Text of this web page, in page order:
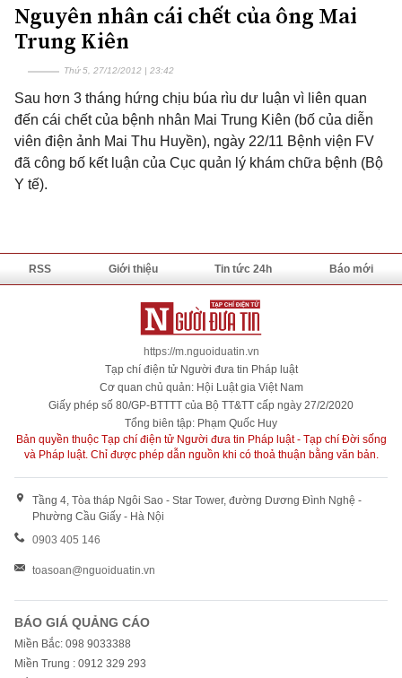
Nguyên nhân cái chết của ông Mai
Trung Kiên
Thứ 5, 27/12/2012 | 23:42
Sau hơn 3 tháng hứng chịu búa rìu dư luận vì liên quan
đến cái chết của bệnh nhân Mai Trung Kiên (bố của diễn
viên điện ảnh Mai Thu Huyền), ngày 22/11 Bệnh viện FV
đã công bố kết luận của Cục quản lý khám chữa bệnh (Bộ
Y tế).
RSS Giới thiệu Tin tức 24h Báo mới
https://m.nguoiduatin.vn
Tạp chí điện tử Người đưa tin Pháp luật
Cơ quan chủ quản: Hội Luật gia Việt Nam
Giấy phép số 80/GP-BTTTT của Bộ TT&TT cấp ngày 27/2/2020
Tổng biên tập: Phạm Quốc Huy
Bản quyền thuộc Tạp chí điện tử Người đưa tin Pháp luật - Tạp chí Đời sống
và Pháp luật. Chỉ được phép dẫn nguồn khi có thoả thuận bằng văn bản.
Tầng 4, Tòa tháp Ngôi Sao - Star Tower, đường Dương Đình Nghệ -
Phường Cầu Giấy - Hà Nội
0903 405 146
toasoan@nguoiduatin.vn
BÁO GIÁ QUẢNG CÁO
Miền Bắc: 098 9033388
Miền Trung : 0912 329 293